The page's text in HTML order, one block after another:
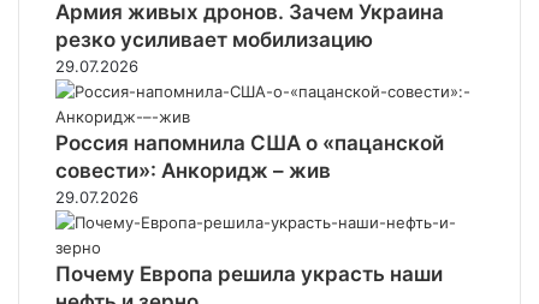
Армия живых дронов. Зачем Украина
резко усиливает мобилизацию
29.07.2026
Россия напомнила США о «пацанской
совести»: Анкоридж – жив
29.07.2026
Почему Европа решила украсть наши